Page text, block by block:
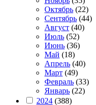
Октябрь (22)
Сентябрь (44)
Август (40)
Июль (52)
Июнь (36)
Май (18)
Апрель (40)
Март (49)
Февраль (33)
Январь (22)
2024 (388)